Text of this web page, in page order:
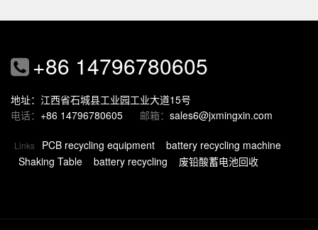
+86 14796780605
地址：江西省石城县工业园工业大道15号
电话： +86 14796780605 邮箱： sales6@jxmingxin.com
Links PCB recycling equipment
battery recycling machine
Shaking Table
battery recycling 废铅酸蓄电池回收